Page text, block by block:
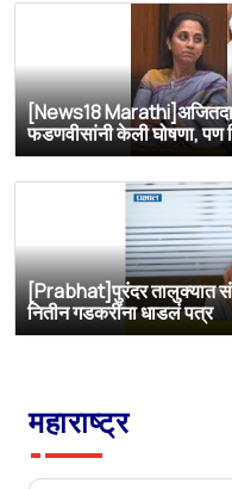
[News18
फडणवीसांनी केली घोषणा,
[Prabhat]पुरंदर तालुक्यात
नितीन गडकरींना धाडलं पत्र
महाराष्ट्र